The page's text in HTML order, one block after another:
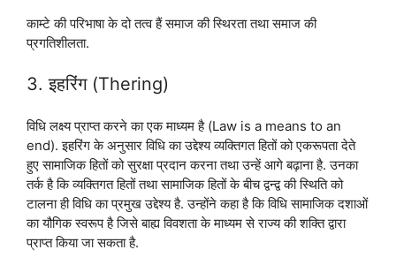
काम्टे की परिभाषा के दो तत्व हैं समाज की स्थिरता तथा समाज की
प्रगतिशीलता.
3. इहरिंग (Thering)
विधि लक्ष्य प्राप्त करने का एक माध्यम है (Law is a means to an
end). इहरिंग के अनुसार विधि का उद्देश्य व्यक्तिगत हितों को एकरूपता देते
हुए सामाजिक हितों को सुरक्षा प्रदान करना तथा उन्हें आगे बढ़ाना है. उनका
तर्क है कि व्यक्तिगत हितों तथा सामाजिक हितों के बीच द्वन्द्व की स्थिति को
टालना ही विधि का प्रमुख उद्देश्य है. उन्होंने कहा है कि विधि सामाजिक दशाओं
का यौगिक स्वरूप है जिसे बाह्य विवशता के माध्यम से राज्य की शक्ति द्वारा
प्राप्त किया जा सकता है.